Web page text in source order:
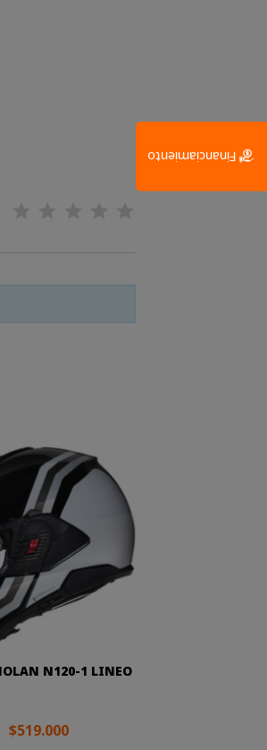
N120-1 LINEO
$519.000
Financiamiento